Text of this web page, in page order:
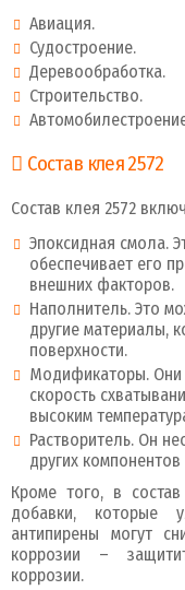
Авиация.
Судостроение.
Деревообработка.
Строительство.
Состав клея 2572
Состав клея 2572
Эпоксидная смола.
обеспечивает его
внешних факторов.
Наполнитель. Это
другие материалы,
поверхности.
Модификаторы. Они
скорость
высоким
Растворитель. Он
других
Кроме того, в
добавки, которые
антипирены могут
коррозии –
коррозии.